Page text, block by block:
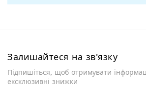
Залишайтеся на зв'язку
Підпишіться, щоб отримувати
ексклюзивні знижки